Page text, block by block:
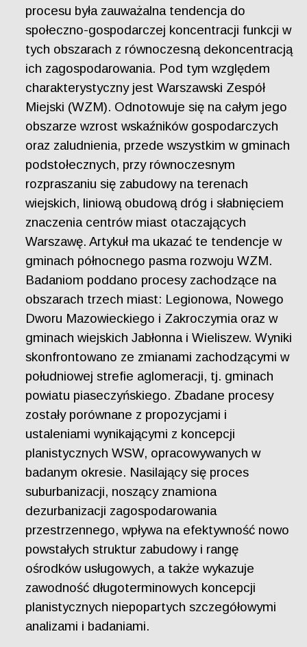
procesu była zauważalna tendencja do
społeczno-gospodarczej koncentracji funkcji w
tych obszarach z równoczesną dekoncentracją
ich zagospodarowania. Pod tym względem
charakterystyczny jest Warszawski Zespół
Miejski (WZM). Odnotowuje się na całym jego
obszarze wzrost wskaźników gospodarczych
oraz zaludnienia, przede wszystkim w gminach
podstołecznych, przy równoczesnym
rozpraszaniu się zabudowy na terenach
wiejskich, liniową obudową dróg i słabnięciem
znaczenia centrów miast otaczających
Warszawę. Artykuł ma ukazać te tendencje w
gminach północnego pasma rozwoju WZM.
Badaniom poddano procesy zachodzące na
obszarach trzech miast: Legionowa, Nowego
Dworu Mazowieckiego i Zakroczymia oraz w
gminach wiejskich Jabłonna i Wieliszew. Wyniki
skonfrontowano ze zmianami zachodzącymi w
południowej strefie aglomeracji, tj. gminach
powiatu piaseczyńskiego. Zbadane procesy
zostały porównane z propozycjami i
ustaleniami wynikającymi z koncepcji
planistycznych WSW, opracowywanych w
badanym okresie. Nasilający się proces
suburbanizacji, noszący znamiona
dezurbanizacji zagospodarowania
przestrzennego, wpływa na efektywność nowo
powstałych struktur zabudowy i rangę
ośrodków usługowych, a także wykazuje
zawodność długoterminowych koncepcji
planistycznych niepopartych szczegółowymi
analizami i badaniami.